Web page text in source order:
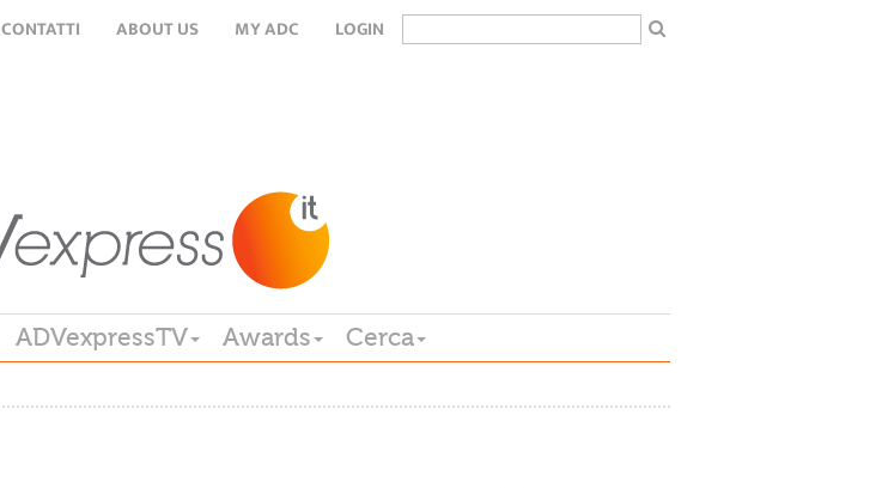
CONTATTI ABOUT US MY ADC LOGIN
ADVexpressTV Awards Cerca